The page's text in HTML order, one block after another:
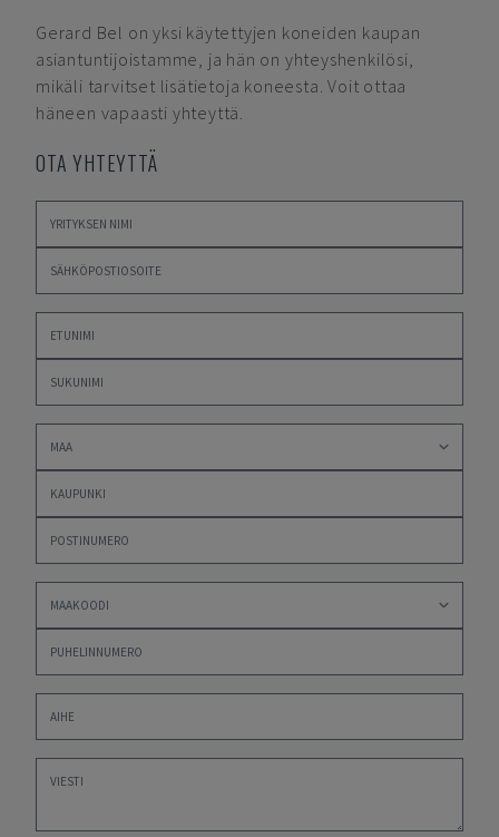
Gerard Bel on yksi käytettyjen koneiden kaupan
asiantuntijoistamme, ja hän on yhteyshenkilösi,
mikäli tarvitset lisätietoja koneesta. Voit ottaa
häneen vapaasti yhteyttä.
OTA YHTEYTTÄ